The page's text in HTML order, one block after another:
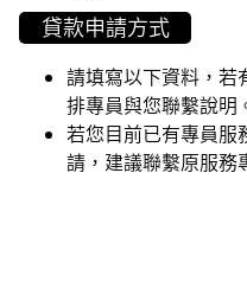
貸款申請方式
請填寫以下資料，若
排專員與您聯繫說明
若您目前已有專員服
請，建議聯繫原服務